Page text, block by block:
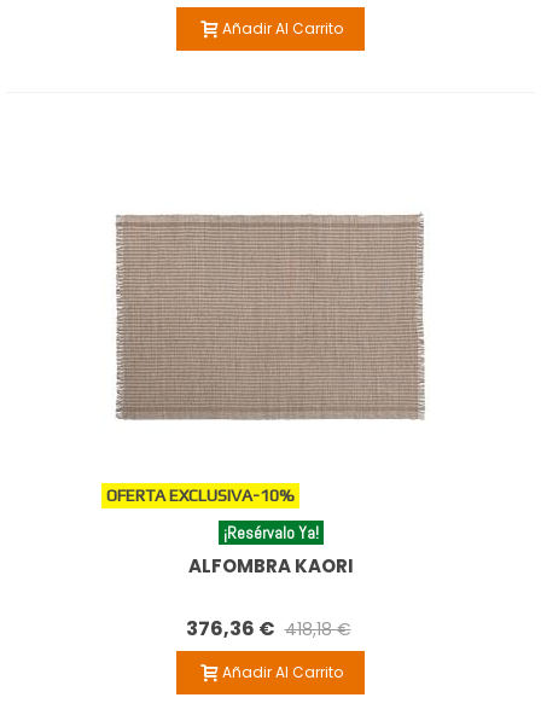
Añadir Al Carrito
OFERTA EXCLUSIVA-10%
¡Resérvalo Ya!
ALFOMBRA KAORI
376,36 € 418,18 €
Añadir Al Carrito